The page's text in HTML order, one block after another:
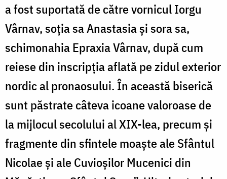
a fost suportată de către vornicul Iorgu
Vârnav, soția sa Anastasia și sora sa,
schimonahia Epraxia Vârnav, după cum
reiese din inscripția aflată pe zidul exterior
nordic al pronaosului. În această biserică
sunt păstrate câteva icoane valoroase de
la mijlocul secolului al XIX-lea, precum și
fragmente din sfintele moaște ale Sfântul
Nicolae și ale Cuvioșilor Mucenici din